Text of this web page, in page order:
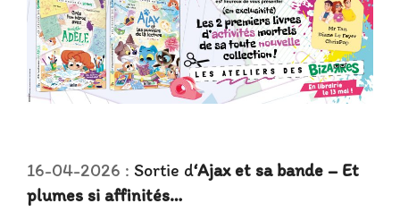
16-04-2026 : Sortie d‘Ajax et sa bande – Et
plumes si affinités…